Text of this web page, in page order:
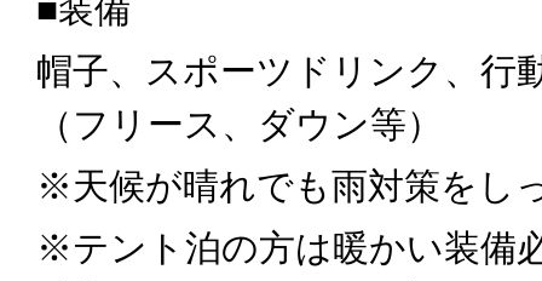
■装備
帽子、スポーツドリンク、行
（フリース、ダウン等）
※天候が晴れでも雨対策をし
※テント泊の方は暖かい装備